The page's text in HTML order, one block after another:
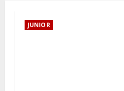
JUNIOR